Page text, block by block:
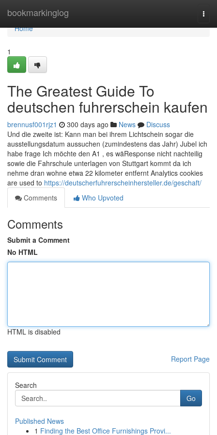
bookmarkinglog
Home
Home
1
The Greatest Guide To
deutschen fuhrerschein kaufen
brennusf001rjz1 300 days ago News
Discuss
Und die zweite ist: Kann man bei ihrem Lichtschein sogar die
ausstellungsdatum aussuchen (zumindestens das Jahr) Jubel ich
habe frage Ich möchte den A1 , es wäResponse nicht nachteilig
sowie die Fahrschule unterlagen von Stuttgart kommt da ich
nehme dran wohne etwa 22 kilometer entfernt Analytics cookies
are used to https://deutscherfuhrerscheinhersteller.de/geschaft/
Comments
Who Upvoted
Comments
Submit a Comment
No HTML
HTML is disabled
Report Page
Search
Go
Published News
1 Finding the Best Office Furnishings Provi...